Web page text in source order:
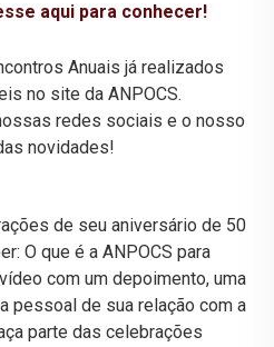
aqui para conhecer!
Anuais já realizados
no site da ANPOCS.
redes sociais e o nosso
novidades!
de seu aniversário de 50
O que é a ANPOCS para
com um depoimento, uma
pessoal de sua relação com a
parte das celebrações